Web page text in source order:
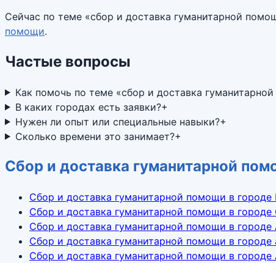
Сейчас по теме «сбор и доставка гуманитарной
помощи.
Частые вопросы
Как помочь по теме «сбор и доставка
В каких городах есть заявки?+
Нужен ли опыт или специальные навыки?+
Сколько времени это занимает?+
Сбор и доставка гуманитарной
Сбор и доставка гуманитарной помощи в городе
Сбор и доставка гуманитарной помощи в городе
Сбор и доставка гуманитарной помощи в
Сбор и доставка гуманитарной помощи в
Сбор и доставка гуманитарной помощи в городе